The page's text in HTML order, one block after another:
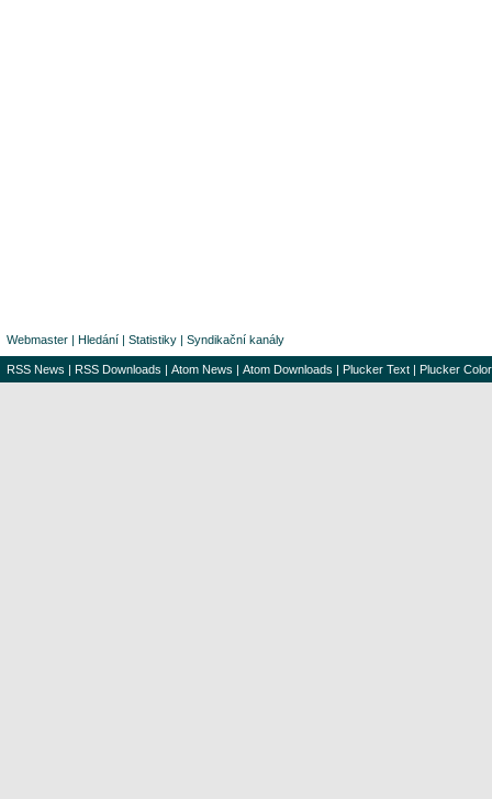
Webmaster | Hledání | Statistiky | Syndikační kanály
RSS News | RSS Downloads | Atom News | Atom Downloads | Plucker Text | Plucker Color